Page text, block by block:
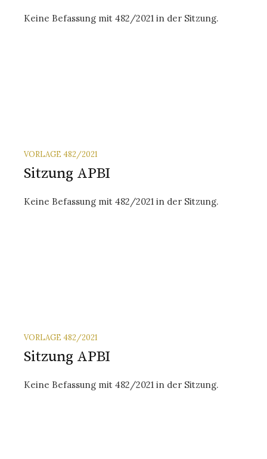
Keine Befassung mit 482/2021 in der Sitzung.
VORLAGE 482/2021
Sitzung APBI
Keine Befassung mit 482/2021 in der Sitzung.
VORLAGE 482/2021
Sitzung APBI
Keine Befassung mit 482/2021 in der Sitzung.